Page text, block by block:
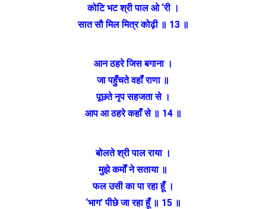
कोटि भट श्री पाल ओ ‘री ।
सात सौ मिल मित्र कोढ़ी ॥ 13 ॥
आन ठहरे जिस बगाना ।
जा पहुँचते वहाँ राणा ॥
पूछते नृप सहजता से ।
आप आ ठहरे कहाँ से ॥ 14 ॥
बोलते श्री पाल राया ।
मुझे कर्मों ने सताया ॥
फल उसी का पा रहा हूँ ।
‘भाग’ पीछे जा रहा हूँ ॥ 15 ॥